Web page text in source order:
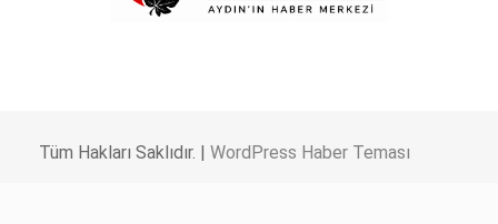
Tüm Hakları Saklıdır. | WordPress Haber Teması